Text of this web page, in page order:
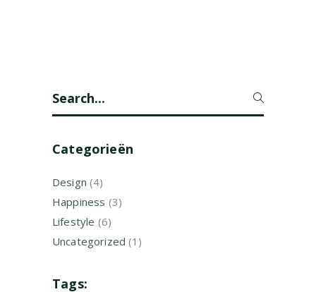
Categorieën
Design (4)
Happiness (3)
Lifestyle (6)
Uncategorized (1)
Tags: